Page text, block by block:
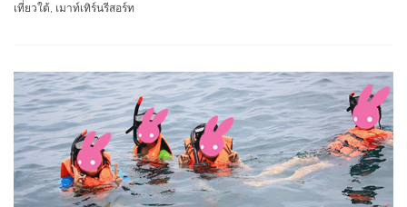
เที่ยวใต้, เมาท์เทิร์นรีสอร์ท